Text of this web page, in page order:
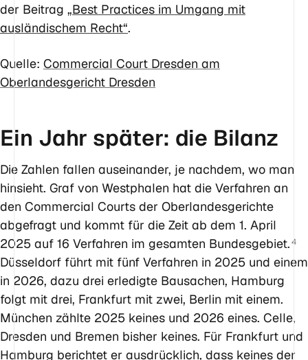
der Beitrag „Best Practices im Umgang mit
ausländischem Recht“.
Quelle: Commercial Court Dresden am
Oberlandesgericht Dresden
Ein Jahr später: die Bilanz
Die Zahlen fallen auseinander, je nachdem, wo man
hinsieht. Graf von Westphalen hat die Verfahren an
den Commercial Courts der Oberlandesgerichte
abgefragt und kommt für die Zeit ab dem 1. April
2025 auf 16 Verfahren im gesamten Bundesgebiet. 4
Düsseldorf führt mit fünf Verfahren in 2025 und einem
in 2026, dazu drei erledigte Bausachen, Hamburg
folgt mit drei, Frankfurt mit zwei, Berlin mit einem.
München zählte 2025 keines und 2026 eines. Celle,
Dresden und Bremen bisher keines. Für Frankfurt und
Hamburg berichtet er ausdrücklich, dass keines der